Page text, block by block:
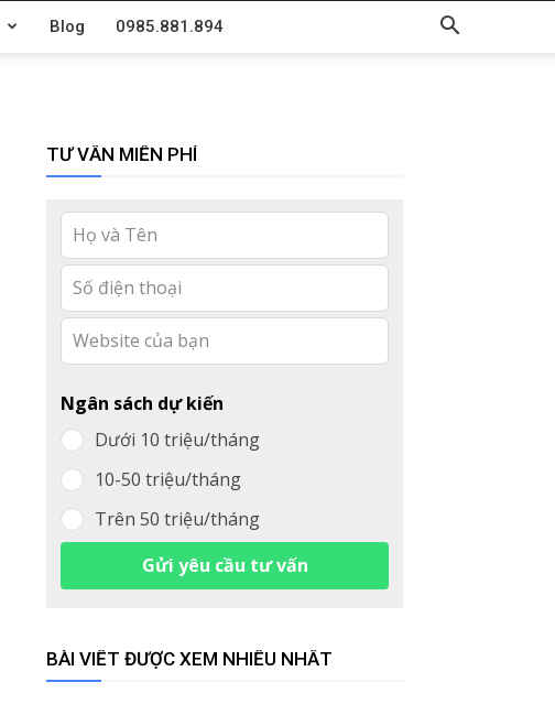
Blog 0985.881.894
TƯ VẤN MIỄN PHÍ
this
field
blank
Ngân sách dự kiến
Dưới 10 triệu/tháng
10-50 triệu/tháng
Trên 50 triệu/tháng
Gửi yêu cầu tư vấn
BÀI VIẾT ĐƯỢC XEM NHIỀU NHẤT